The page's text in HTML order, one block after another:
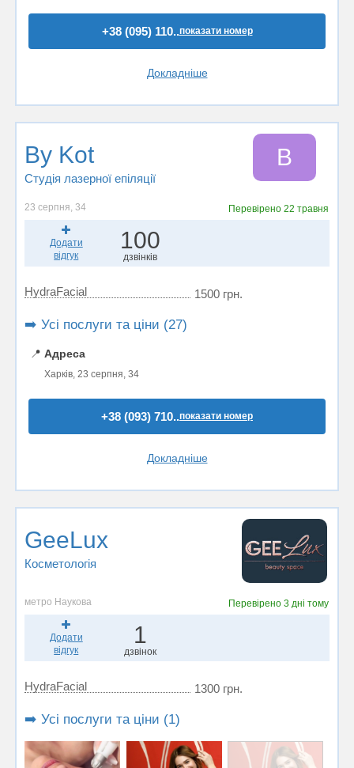
+38 (095) 110..показати номер
Докладніше
By Kot
Студія лазерної епіляції
B
23 серпня, 34 Перевірено22 травня
Додати
відгук
100
дзвінків
HydraFacial 1500 грн.
➡️ Усі послуги та ціни (27)
📍 Адреса
Харків, 23 серпня, 34
+38 (093) 710..показати номер
Докладніше
GeeLux
Косметологія
метро Наукова Перевірено3 дні тому
Додати
відгук
1
дзвінок
HydraFacial 1300 грн.
➡️ Усі послуги та ціни (1)